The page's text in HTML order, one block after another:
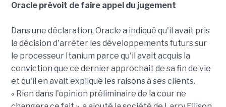
Oracle prévoit de faire appel du jugement
Dans une déclaration, Oracle a indiqué qu'il avait pris
la décision d'arrêter les développements futurs sur
le processeur Itanium parce qu'il avait acquis la
conviction que ce dernier approchait de sa fin de vie
et qu'il en avait expliqué les raisons à ses clients.
« Rien dans l'opinion préliminaire de la cour ne